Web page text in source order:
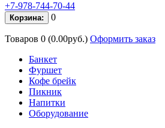
+7-978-744-70-44
Корзина: 0
Товаров 0 (0.00руб.) Оформить заказ
Банкет
Фуршет
Кофе брейк
Пикник
Напитки
Оборудование